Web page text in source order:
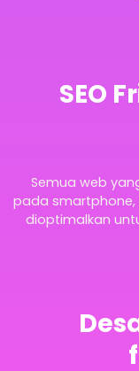
SEO
Semua web
pada smartphone,
dioptimalkan